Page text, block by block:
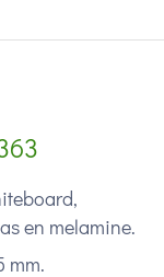
en melamine.
mm.